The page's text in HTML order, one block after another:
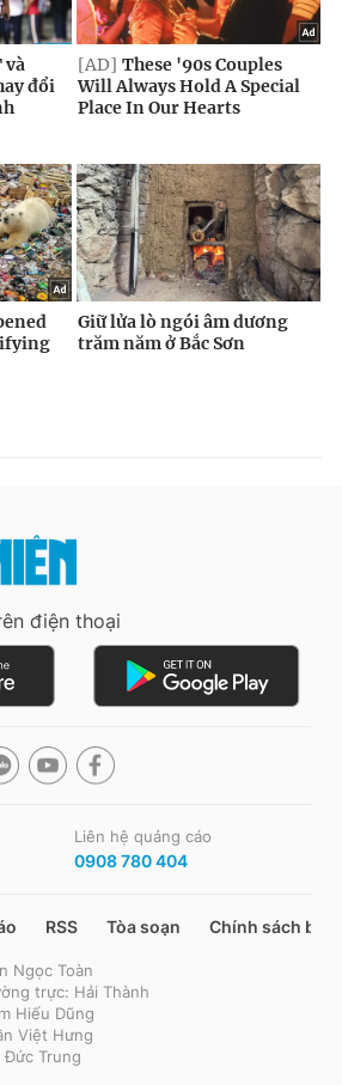
điện thoại
Liên hệ quảng cáo
0908 780 404
RSS Tòa soạn Chính sách bảo
Ngọc Toàn
trực: Hải Thành
Hiếu Dũng
Việt Hưng
Trung